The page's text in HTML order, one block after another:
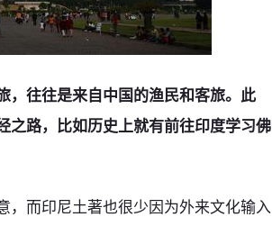
，往往是来自中国的渔民和客旅。此
之路，比如历史上就有前往印度学习佛
，而印尼土著也很少因为外来文化输入